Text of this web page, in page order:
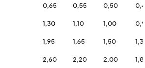
0,65 0,55 0,50
1,30 1,10 1,00
1,95 1,65 1,50
2,60 2,20 2,00